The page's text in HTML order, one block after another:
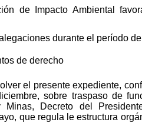
de Impacto Ambiental
durante el período
de derecho
el presente expediente,
sobre traspaso de
Decreto del
que regula le estructura